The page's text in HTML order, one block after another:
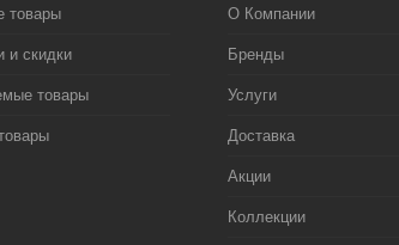
товары
и скидки
товары
О Компании
Бренды
Услуги
Доставка
Акции
Коллекции